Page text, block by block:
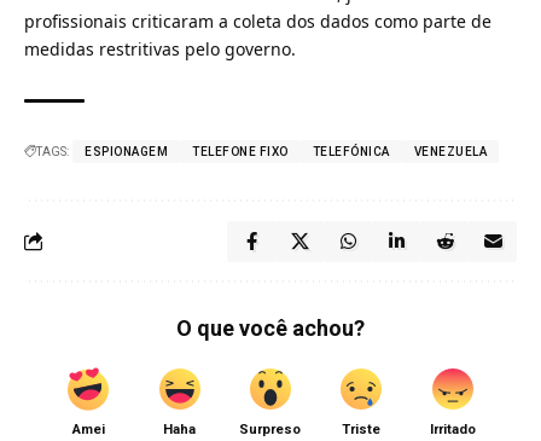
profissionais criticaram a coleta dos dados como parte de
medidas restritivas pelo governo.
TAGS: ESPIONAGEM TELEFONE FIXO TELEFÓNICA VENEZUELA
O que você achou?
Amei Haha Surpreso Triste Irritado